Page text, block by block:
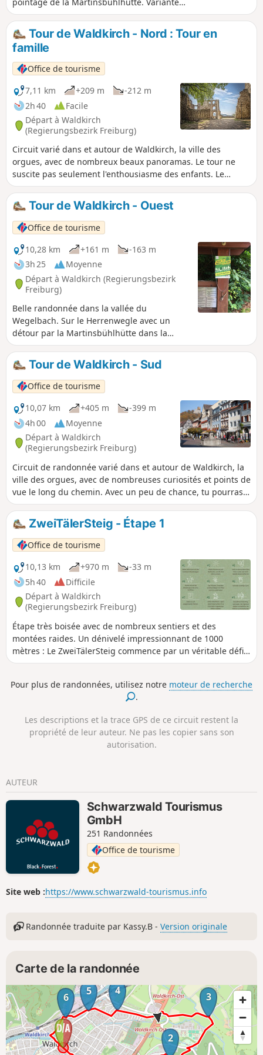
plus courte pour les familles.
Tour de Waldkirch - Nord : Tour en
famille
Office de tourisme
7,11 km
+209 m
-212 m
2h 40
Facile
Départ à Waldkirch
(Regierungsbezirk Freiburg)
Circuit varié dans et autour de Waldkirch, la ville des
orgues, avec de nombreux beaux panoramas. Le tour ne
suscite pas seulement l'enthousiasme des enfants. Le
sentier des chevaliers et en particulier le château de
Kastelburg invitent à toutes sortes de jeux. Mais la vue
étendue jusqu'au Kaiserstuhl, par-delà Waldkirch et le
Kandel est également une expérience formidable.
Tour de Waldkirch - Ouest
Office de tourisme
10,28 km
+161 m
-163 m
3h 25
Moyenne
Départ à Waldkirch (Regierungsbezirk
Freiburg)
Belle randonnée dans la vallée du
Wegelbach. Sur le Herrenwegle avec un
détour par la Martinsbühlhütte dans la
vallée de Suggental. Le long de l'Elz,
l'itinéraire va jusqu'au pont Galgenbrücke,
puis on longe le lac Stadtrainsee pour
revenir à la place du marché.
Tour de Waldkirch - Sud
Office de tourisme
10,07 km
+405 m
-399 m
4h 00
Moyenne
Départ à Waldkirch
(Regierungsbezirk Freiburg)
Circuit de randonnée varié dans et autour de Waldkirch, la
ville des orgues, avec de nombreuses curiosités et points de
vue le long du chemin. Avec un peu de chance, tu pourras
observer des deltaplanes et des parapentes ou des
grimpeurs au Großen Kandelfelsen.
ZweiTälerSteig - Étape 1
Office de tourisme
10,13 km
+970 m
-33 m
5h 40
Difficile
Départ à Waldkirch
(Regierungsbezirk Freiburg)
Étape très boisée avec de nombreux sentiers et des
montées raides. Un dénivelé impressionnant de 1000
mètres : Le ZweiTälerSteig commence par un véritable défi.
Depuis la petite ville médiévale de Waldkirch, il faut passer
point culminant du Zweitälersteig. Mais même si la montée
est parfois raide : le sommet peut s'atteindre rapidement.
Pour plus de randonnées, utilisez notre moteur de recherche
.
Les descriptions et la trace GPS de ce circuit restent la
propriété de leur auteur. Ne pas les copier sans son
autorisation.
AUTEUR
Schwarzwald Tourismus
GmbH
251 Randonnées
Office de tourisme
Site web :https://www.schwarzwald-tourismus.info
Randonnée traduite par Kassy.B -Version originale
Carte de la randonnée
2
3
4
5
6